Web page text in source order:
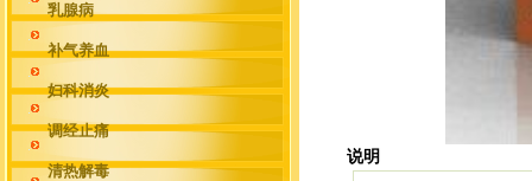
乳腺病
补气养血
妇科消炎
调经止痛
清热解毒
说明